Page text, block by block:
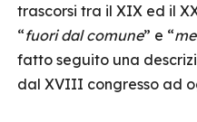
trascorsi tra il XIX ed il
“fuori dal comune” e “
fatto seguito una
dal XVIII congresso ad